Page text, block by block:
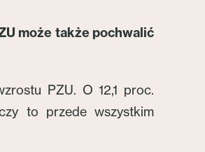
może także pochwalić
PZU. O 12,1 proc.
to przede wszystkim